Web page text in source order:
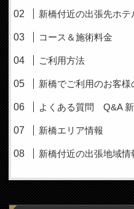
新橋付近の出張先ホテ
コース＆施術料金
ご利用方法
新橋でご利用のお客
よくある質問 Q&A
新橋エリア情報
新橋付近の出張地域情